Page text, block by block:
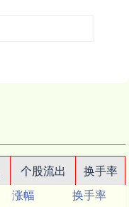
个股流出
换手率
涨幅
换手率